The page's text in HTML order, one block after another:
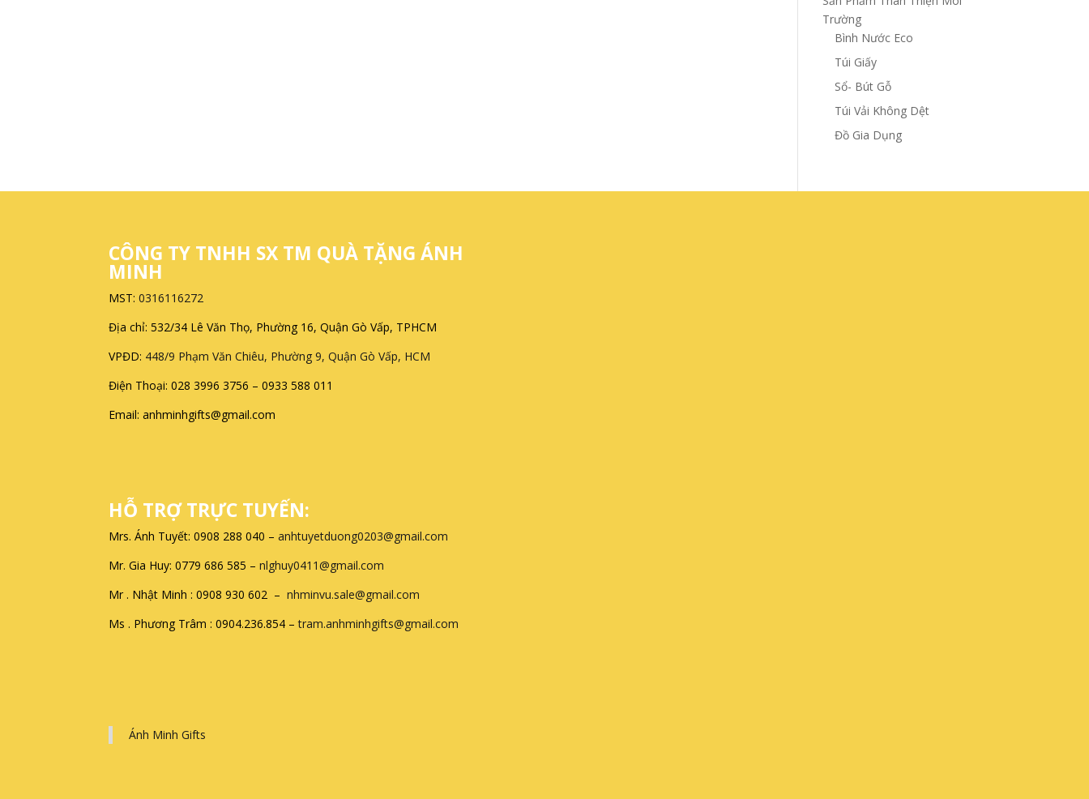
Trường
Bình Nước Eco
Túi Giấy
Sổ- Bút Gỗ
Túi Vải Không Dệt
Đồ Gia Dụng
CÔNG TY TNHH SX TM QUÀ TẶNG ÁNH
MINH
MST:0316116272
Địa chỉ: 532/34 Lê Văn Thọ, Phường 16, Quận Gò Vấp, TPHCM
VPĐD: 448/9 Phạm Văn Chiêu, Phường 9, Quận Gò Vấp, HCM
Điện Thoại: 028 3996 3756 – 0933 588 011
Email: anhminhgifts@gmail.com
HỖ TRỢ TRỰC TUYẾN:
Mrs. Ánh Tuyết: 0908 288 040 –anhtuyetduong0203@gmail.com
Mr. Gia Huy: 0779 686 585 –nlghuy0411@gmail.com
Mr . Nhật Minh : 0908 930 602 –nhminvu.sale@gmail.com
Ms . Phương Trâm : 0904.236.854 –tram.anhminhgifts@gmail.com
Ánh Minh Gifts